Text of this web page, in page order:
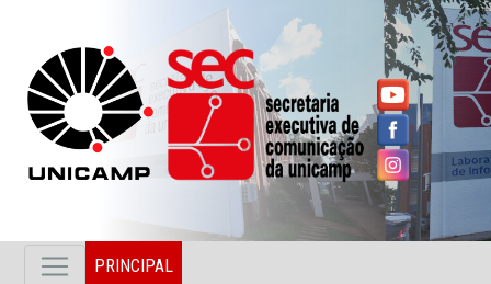
PRINCIPAL